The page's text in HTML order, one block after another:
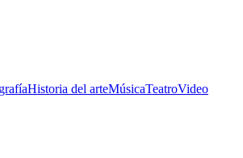
Historia del arteMúsicaTeatroVideo